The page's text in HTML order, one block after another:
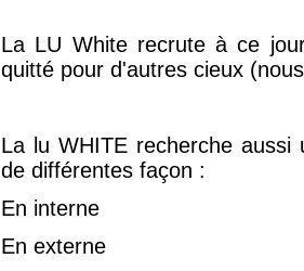
La LU White recrute à ce
quitté pour d'autres cieux
La lu WHITE recherche
de différentes façon :
En interne
En externe